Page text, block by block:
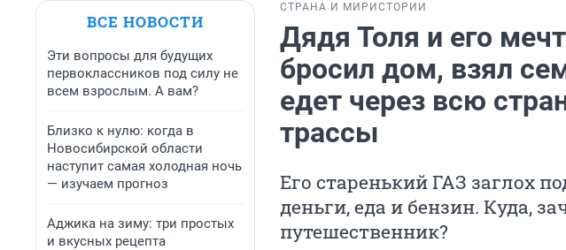
ВСЕ НОВОСТИ
Эти вопросы для будущих
первоклассников под силу не
всем взрослым. А вам?
Близко к нулю: когда в
Новосибирской области
наступит самая холодная ночь
— изучаем прогноз
Аджика на зиму: три простых
и вкусных рецепта
СТРАНА И МИР ИСТОРИИ
Дядя Толя и его
бросил дом, взял
едет через всю
трассы
Его старенький ГАЗ заглох
деньги, еда и бензин. Куда,
путешественник?